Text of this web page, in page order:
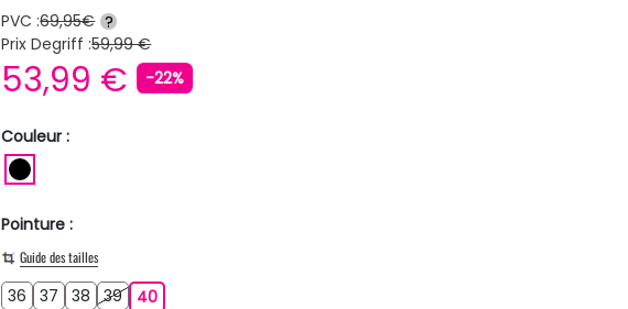
PVC :69,95€ ?
Prix Degriff :59,99 €
53,99 € -22%
Couleur :
Pointure :
Guide des tailles
36 3637 3738 3839394040